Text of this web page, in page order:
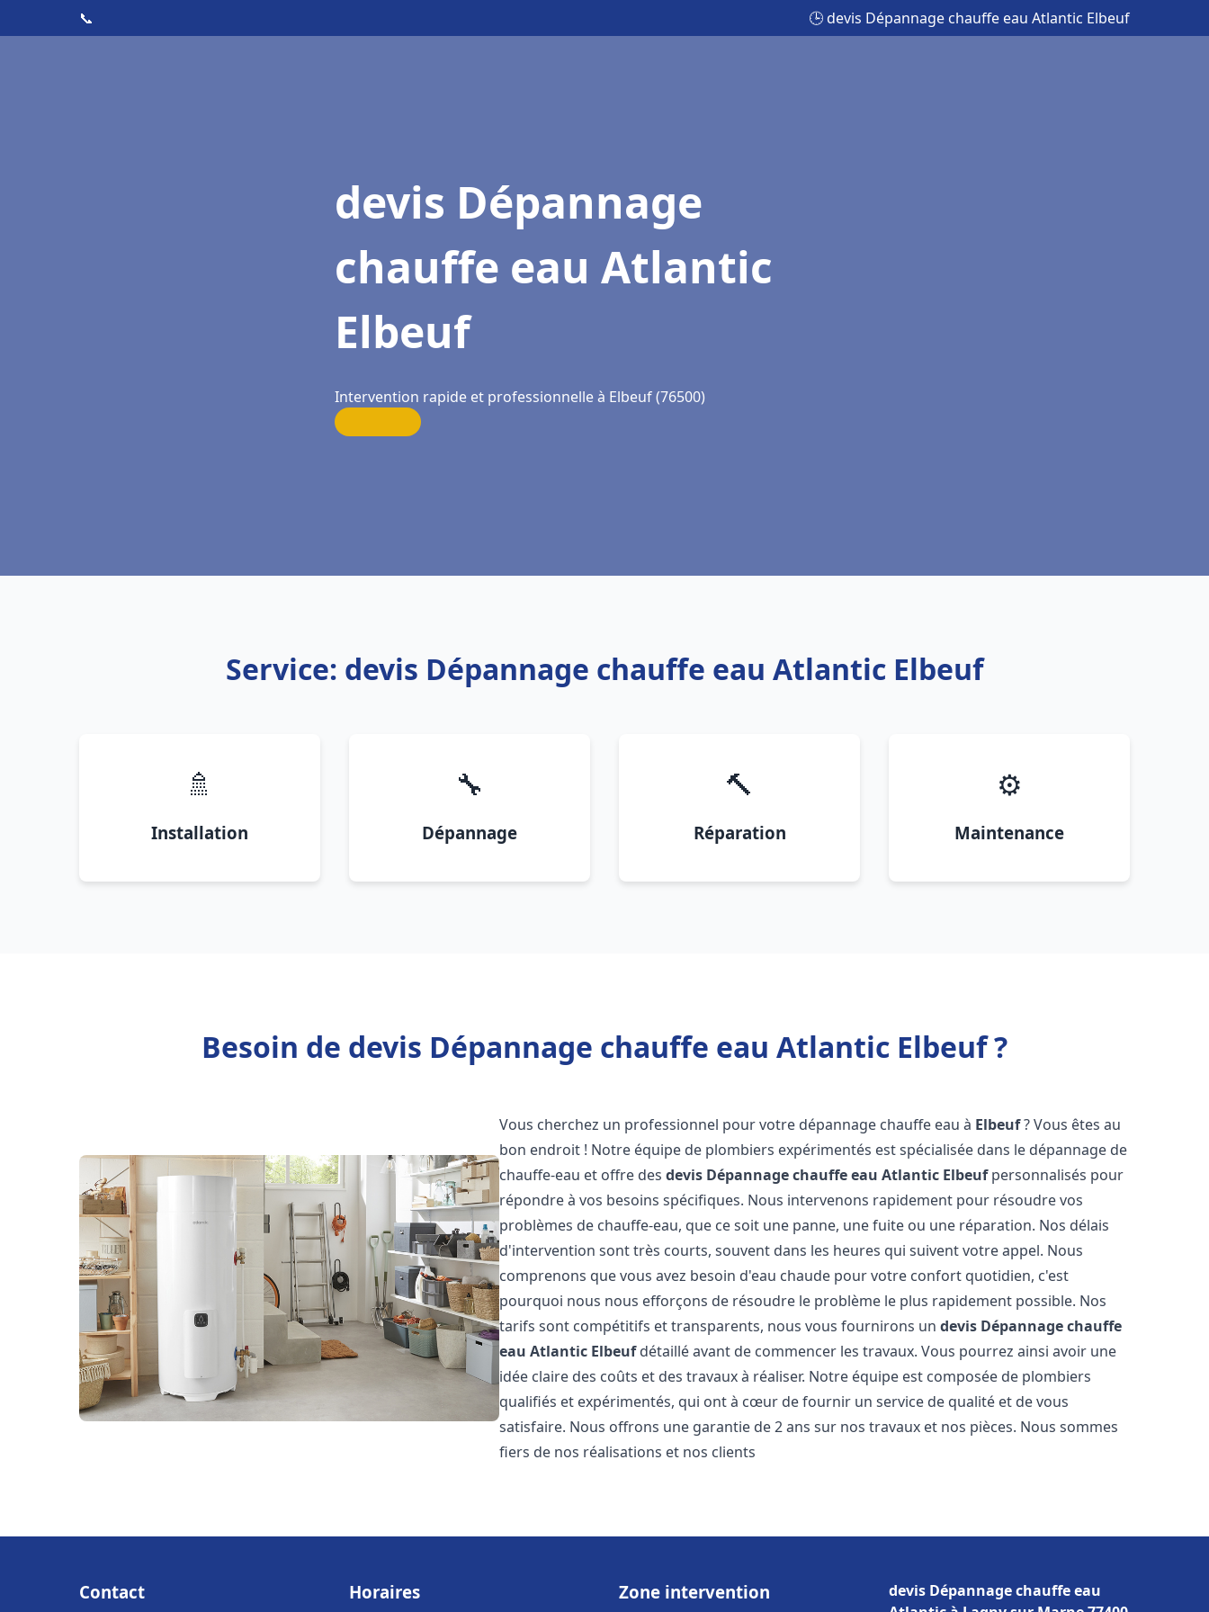
📞 🕒 devis Dépannage chauffe eau Atlantic Elbeuf
devis Dépannage
chauffe eau Atlantic
Elbeuf
Intervention rapide et professionnelle à Elbeuf (76500)
Service: devis Dépannage chauffe eau Atlantic Elbeuf
🚿
Installation
🔧
Dépannage
🔨
Réparation
⚙️
Maintenance
Besoin de devis Dépannage chauffe eau Atlantic Elbeuf ?
Vous cherchez un professionnel pour votre dépannage chauffe eau à Elbeuf? Vous êtes au
bon endroit ! Notre équipe de plombiers expérimentés est spécialisée dans le dépannage de
chauffe-eau et offre desdevis Dépannage chauffe eau Atlantic Elbeufpersonnalisés pour
répondre à vos besoins spécifiques. Nous intervenons rapidement pour résoudre vos
problèmes de chauffe-eau, que ce soit une panne, une fuite ou une réparation. Nos délais
d'intervention sont très courts, souvent dans les heures qui suivent votre appel. Nous
comprenons que vous avez besoin d'eau chaude pour votre confort quotidien, c'est
pourquoi nous nous efforçons de résoudre le problème le plus rapidement possible. Nos
tarifs sont compétitifs et transparents, nous vous fournirons undevis Dépannage chauffe
eau Atlantic Elbeufdétaillé avant de commencer les travaux. Vous pourrez ainsi avoir une
idée claire des coûts et des travaux à réaliser. Notre équipe est composée de plombiers
qualifiés et expérimentés, qui ont à cœur de fournir un service de qualité et de vous
satisfaire. Nous offrons une garantie de 2 ans sur nos travaux et nos pièces. Nous sommes
fiers de nos réalisations et nos clients
Contact Horaires Zone intervention
devis Dépannage chauffe eau